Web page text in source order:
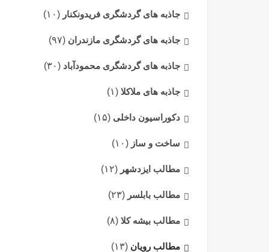
جاذبه های گردشگری فریدونکنار (۱۰)
جاذبه های گردشگری مازندران (۹۷)
جاذبه های گردشگری محمودآباد (۳۰)
جاذبه های ملاکلا (۱)
دکوراسیون داخلی (۱۵)
ساخت و ساز (۱۰)
مطالب ایزدشهر (۱۲)
مطالب بابلسر (۲۳)
مطالب بیشه کلا (۸)
مطالب رویان (۱۳)